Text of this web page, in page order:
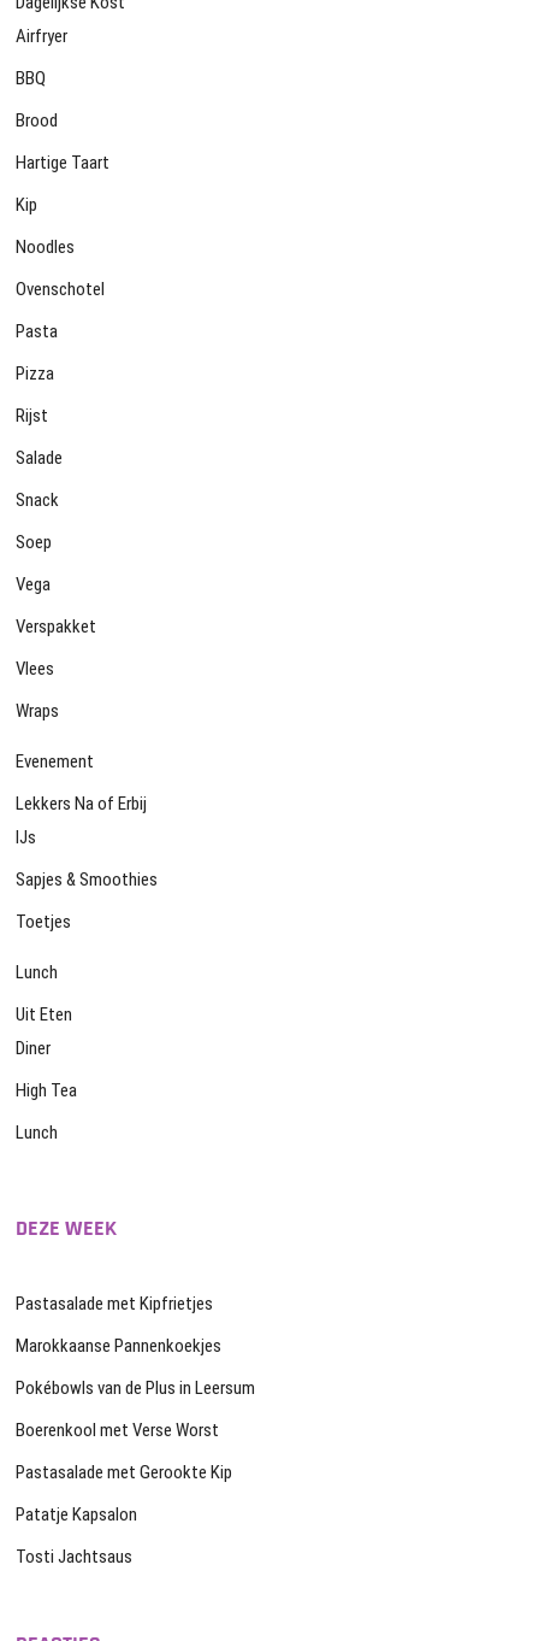
Airfryer
BBQ
Brood
Hartige Taart
Kip
Noodles
Ovenschotel
Pasta
Pizza
Rijst
Salade
Snack
Soep
Vega
Verspakket
Vlees
Wraps
Evenement
Lekkers Na of Erbij
IJs
Sapjes & Smoothies
Toetjes
Lunch
Uit Eten
Diner
High Tea
Lunch
DEZE WEEK
Pastasalade met Kipfrietjes
Marokkaanse Pannenkoekjes
Pokébowls van de Plus in Leersum
Boerenkool met Verse Worst
Pastasalade met Gerookte Kip
Patatje Kapsalon
Tosti Jachtsaus